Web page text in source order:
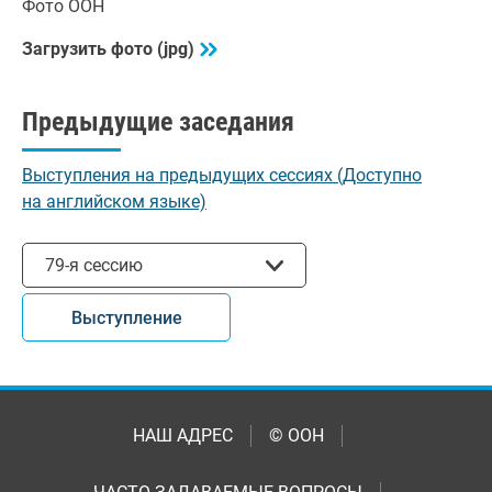
Фото ООН
Загрузить фото (jpg)
Предыдущие заседания
Выступления на предыдущих сессиях (Доступно
на английском языке)
79-я сессию
Выступление
НАШ АДРЕС © ООН